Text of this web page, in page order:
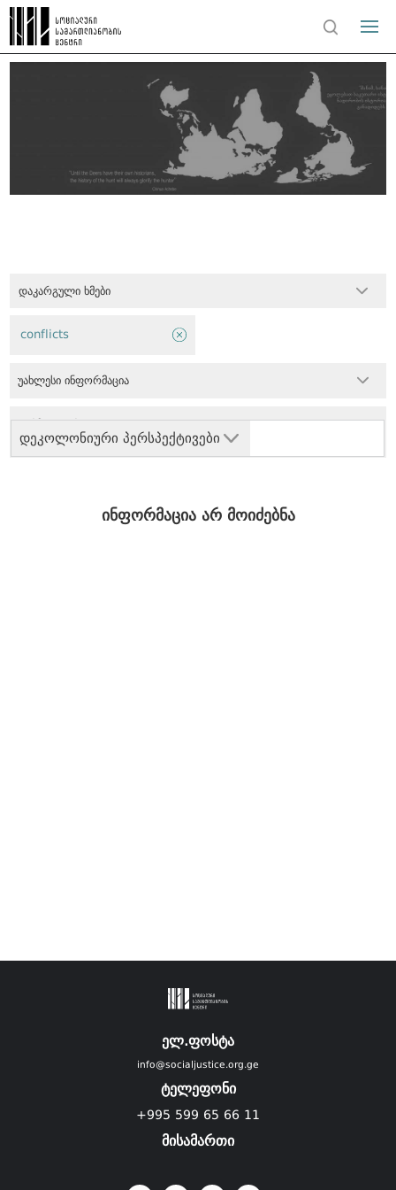
დაკარგული ხმები
დეკოლონიური პერსპექტივები
conflicts
უახლესი ინფორმაცია
ინფორმაცია არ მოიძებნა
ელ.ფოსტა
info@socialjustice.org.ge
ტელეფონი
+995 599 65 66 11
მისამართი